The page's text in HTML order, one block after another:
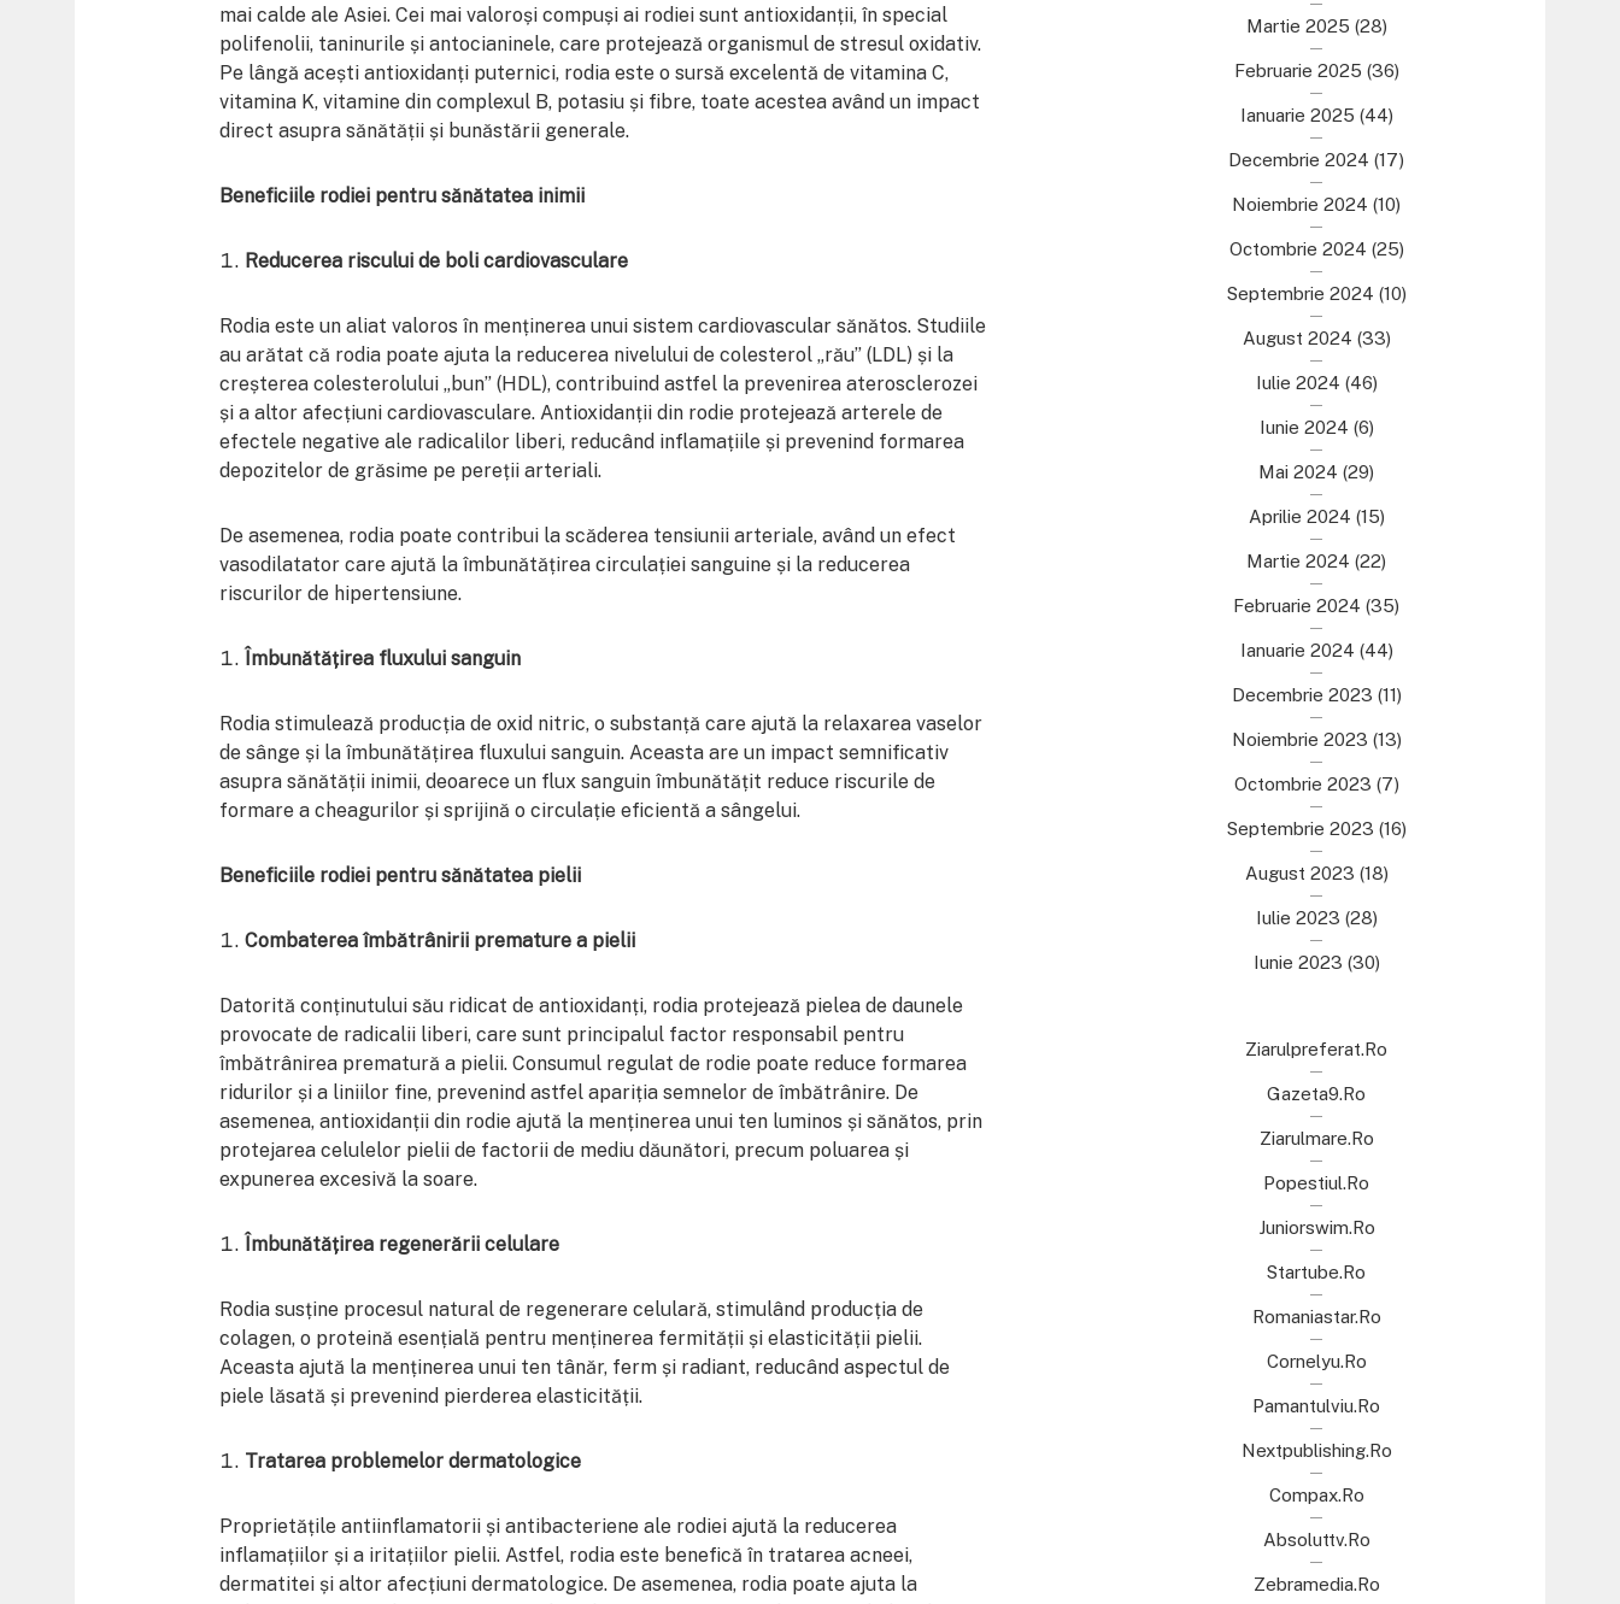
mai calde ale Asiei. Cei mai valoroși compuși ai rodiei sunt antioxidanții, în special
polifenolii, taninurile și antocianinele, care protejează organismul de stresul oxidativ.
Pe lângă acești antioxidanți puternici, rodia este o sursă excelentă de vitamina C,
vitamina K, vitamine din complexul B, potasiu și fibre, toate acestea având un impact
direct asupra sănătății și bunăstării generale.
Beneficiile rodiei pentru sănătatea inimii
Reducerea riscului de boli cardiovasculare
Rodia este un aliat valoros în menținerea unui sistem cardiovascular sănătos. Studiile
au arătat că rodia poate ajuta la reducerea nivelului de colesterol „rău” (LDL) și la
creșterea colesterolului „bun” (HDL), contribuind astfel la prevenirea aterosclerozei
și a altor afecțiuni cardiovasculare. Antioxidanții din rodie protejează arterele de
efectele negative ale radicalilor liberi, reducând inflamațiile și prevenind formarea
depozitelor de grăsime pe pereții arteriali.
De asemenea, rodia poate contribui la scăderea tensiunii arteriale, având un efect
vasodilatator care ajută la îmbunătățirea circulației sanguine și la reducerea
riscurilor de hipertensiune.
Îmbunătățirea fluxului sanguin
Rodia stimulează producția de oxid nitric, o substanță care ajută la relaxarea vaselor
de sânge și la îmbunătățirea fluxului sanguin. Aceasta are un impact semnificativ
asupra sănătății inimii, deoarece un flux sanguin îmbunătățit reduce riscurile de
formare a cheagurilor și sprijină o circulație eficientă a sângelui.
Beneficiile rodiei pentru sănătatea pielii
Combaterea îmbătrânirii premature a pielii
Datorită conținutului său ridicat de antioxidanți, rodia protejează pielea de daunele
provocate de radicalii liberi, care sunt principalul factor responsabil pentru
îmbătrânirea prematură a pielii. Consumul regulat de rodie poate reduce formarea
ridurilor și a liniilor fine, prevenind astfel apariția semnelor de îmbătrânire. De
asemenea, antioxidanții din rodie ajută la menținerea unui ten luminos și sănătos, prin
protejarea celulelor pielii de factorii de mediu dăunători, precum poluarea și
expunerea excesivă la soare.
Îmbunătățirea regenerării celulare
Rodia susține procesul natural de regenerare celulară, stimulând producția de
colagen, o proteină esențială pentru menținerea fermității și elasticității pielii.
Aceasta ajută la menținerea unui ten tânăr, ferm și radiant, reducând aspectul de
piele lăsată și prevenind pierderea elasticității.
Tratarea problemelor dermatologice
Proprietățile antiinflamatorii și antibacteriene ale rodiei ajută la reducerea
inflamațiilor și a iritațiilor pielii. Astfel, rodia este benefică în tratarea acneei,
dermatitei și altor afecțiuni dermatologice. De asemenea, rodia poate ajuta la
Martie 2025 (28)
Februarie 2025 (36)
Ianuarie 2025 (44)
Decembrie 2024 (17)
Noiembrie 2024 (10)
Octombrie 2024 (25)
Septembrie 2024 (10)
August 2024 (33)
Iulie 2024 (46)
Iunie 2024 (6)
Mai 2024 (29)
Aprilie 2024 (15)
Martie 2024 (22)
Februarie 2024 (35)
Ianuarie 2024 (44)
Decembrie 2023 (11)
Noiembrie 2023 (13)
Octombrie 2023 (7)
Septembrie 2023 (16)
August 2023 (18)
Iulie 2023 (28)
Iunie 2023 (30)
Ziarulpreferat.ro
Gazeta9.ro
Ziarulmare.ro
Popestiul.ro
Juniorswim.ro
Startube.ro
Romaniastar.ro
Cornelyu.ro
Pamantulviu.ro
Nextpublishing.ro
Compax.ro
Absoluttv.ro
Zebramedia.ro